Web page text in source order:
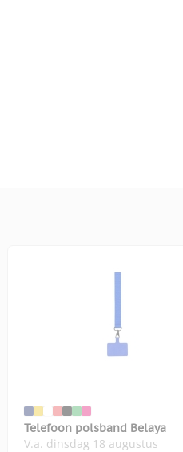
Telefoon polsband Belaya
V.a. dinsdag 18 augustus